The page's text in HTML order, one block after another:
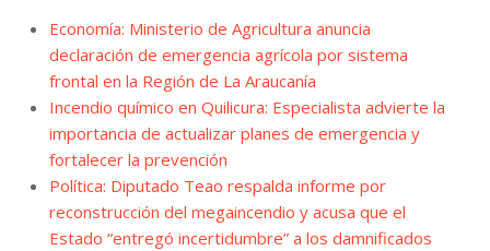
Economía: Ministerio de Agricultura anuncia
declaración de emergencia agrícola por sistema
frontal en la Región de La Araucanía
Incendio químico en Quilicura: Especialista advierte la
importancia de actualizar planes de emergencia y
fortalecer la prevención
Política: Diputado Teao respalda informe por
reconstrucción del megaincendio y acusa que el
Estado “entregó incertidumbre” a los damnificados